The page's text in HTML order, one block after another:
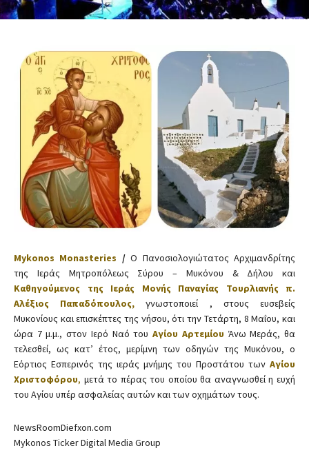
Mykonos Monasteries /Ο Πανοσιολογιώτατος Αρχιμανδρίτης
της Ιεράς Μητροπόλεως Σύρου – Μυκόνου & Δήλου και
Καθηγούμενος της Ιεράς Μονής Παναγίας Τουρλιανής π.
Αλέξιος Παπαδόπουλος,
γνωστοποιεί , στους ευσεβείς
Μυκονίους και επισκέπτες της νήσου, ότι την Τετάρτη, 8 Μαΐου, και
ώρα 7 μ.μ., στον Ιερό Ναό του Αγίου Αρτεμίου Άνω Μεράς, θα
τελεσθεί, ως κατ’ έτος, μερίμνη των οδηγών της Μυκόνου, ο
Εόρτιος Εσπερινός της ιεράς μνήμης του Προστάτου των Αγίου
Χριστοφόρου, μετά το πέρας του οποίου θα αναγνωσθεί η ευχή
του Αγίου υπέρ ασφαλείας αυτών και των οχημάτων τους.
NewsRoomDiefxon.com
Mykonos Ticker Digital Media Group